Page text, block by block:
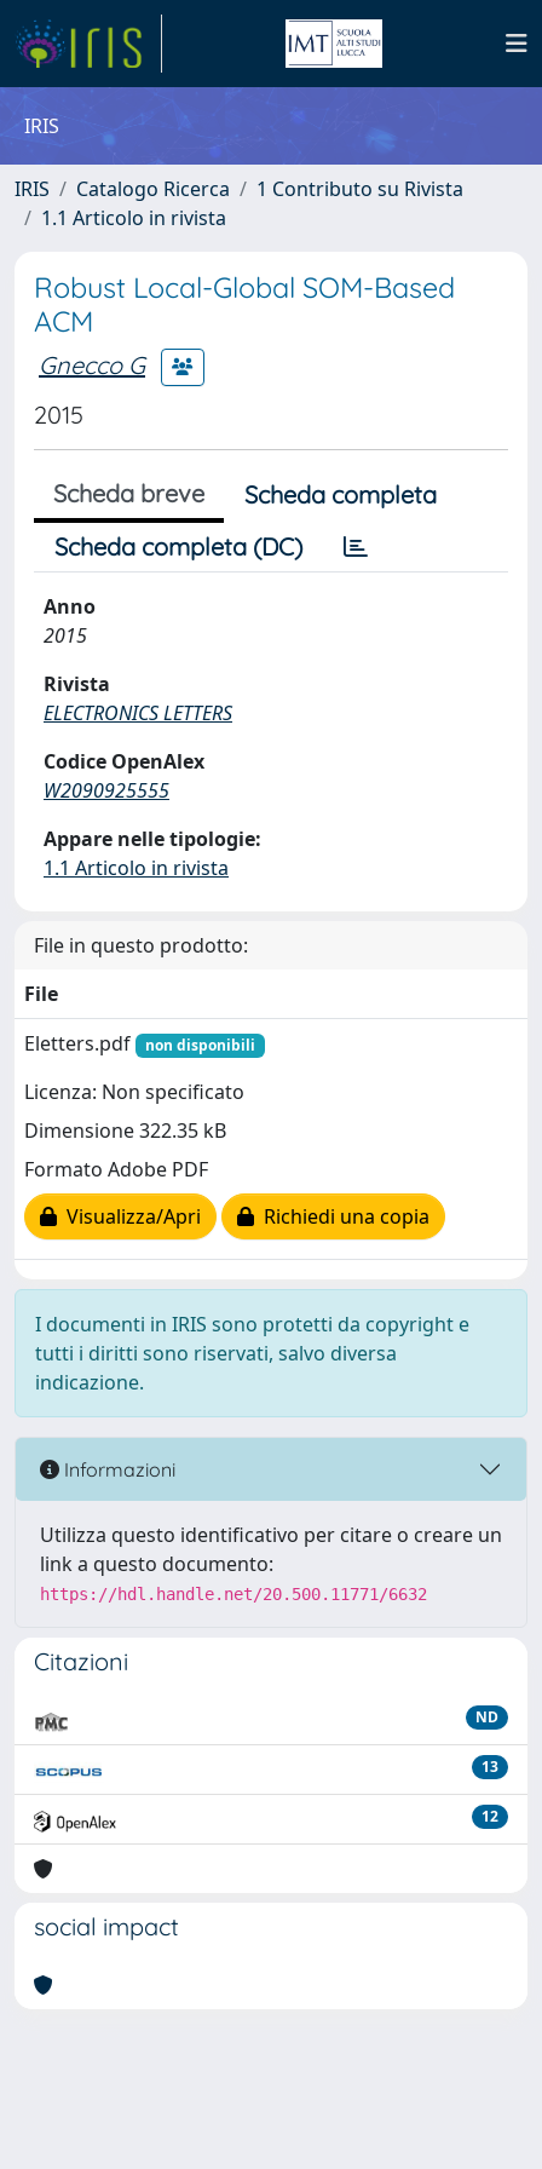
IRIS
IRIS Catalogo Ricerca
1 Contributo su Rivista
1.1 Articolo in rivista
Robust Local-Global SOM-Based
ACM
Gnecco G
2015
Scheda breve
Scheda completa
Scheda completa (DC)
Anno
2015
Rivista
ELECTRONICS LETTERS
Codice OpenAlex
W2090925555
Appare nelle tipologie:
1.1 Articolo in rivista
File in questo prodotto:
File
Eletters.pdf
non disponibili
Licenza: Non specificato
Dimensione 322.35 kB
Formato Adobe PDF
Visualizza/Apri
Richiedi una copia
I documenti in IRIS sono protetti da copyright e
tutti i diritti sono riservati, salvo diversa
indicazione.
Informazioni
Utilizza questo identificativo per citare o creare un
link a questo documento:
https://hdl.handle.net/20.500.11771/6632
Citazioni
ND
13
12
social impact